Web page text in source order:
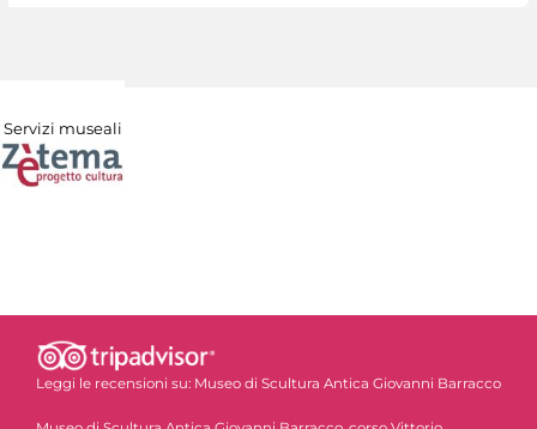
Servizi museali
Leggi le recensioni su: Museo di Scultura Antica Giovanni Barracco